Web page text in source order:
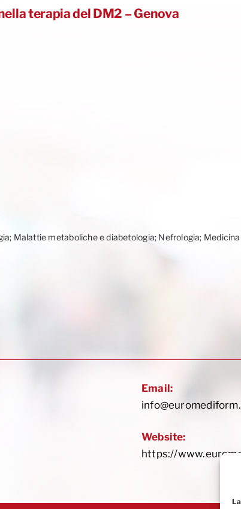
terapia del DM2 – Genova
Malattie metaboliche e diabetologia; Nefrologia;
Email:
Website:
https://